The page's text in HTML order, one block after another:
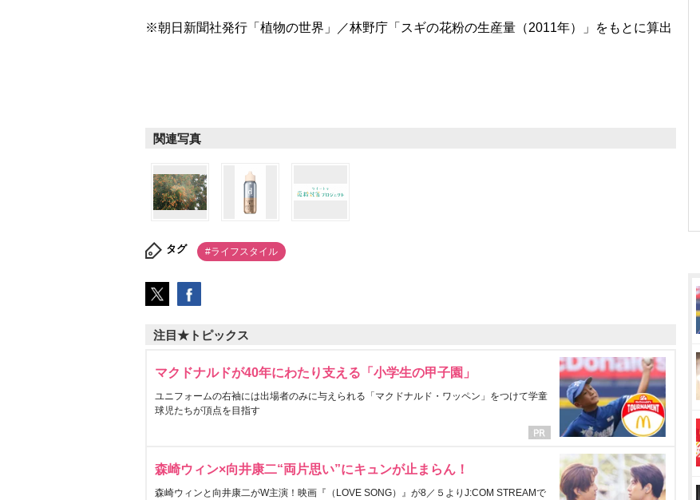
※朝日新聞社発行「植物の世界」／林野庁「スギの花粉の生産量（2011年）」をもとに算出
関連写真
タグ #ライフスタイル
注目★トピックス
マクドナルドが40年にわたり支える「小学生の甲子園」
ユニフォームの右袖には出場者のみに与えられる「マクドナルド・ワッペン」をつけて学童
球児たちが頂点を目指す
森崎ウィン×向井康二“両片思い”にキュンが止まらん！
森崎ウィンと向井康二がW主演！映画『（LOVE SONG）』が8／５よりJ:COM STREAMで